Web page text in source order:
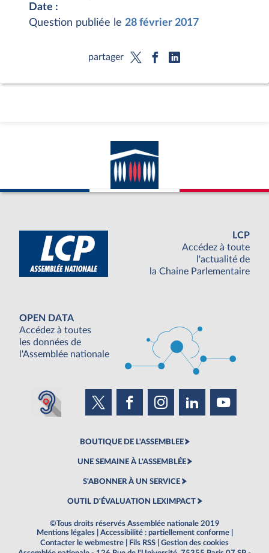
Date :
Question publiée le 28 février 2017
partager
LCP
Accédez à toute
l'actualité de
la Chaine Parlementaire
OPEN DATA
Accédez à toutes
les données de
l'Assemblée nationale
BOUTIQUE DE L'ASSEMBLEE
UNE SEMAINE À L'ASSEMBLÉE
S'ABONNER À UN SERVICE
OUTIL D'ÉVALUATION LEXIMPACT
©Tous droits réservés Assemblée nationale 2019
Mentions légales
Accessibilité : partiellement conforme
Contacter le webmestre
Fils RSS
Gestion des cookies